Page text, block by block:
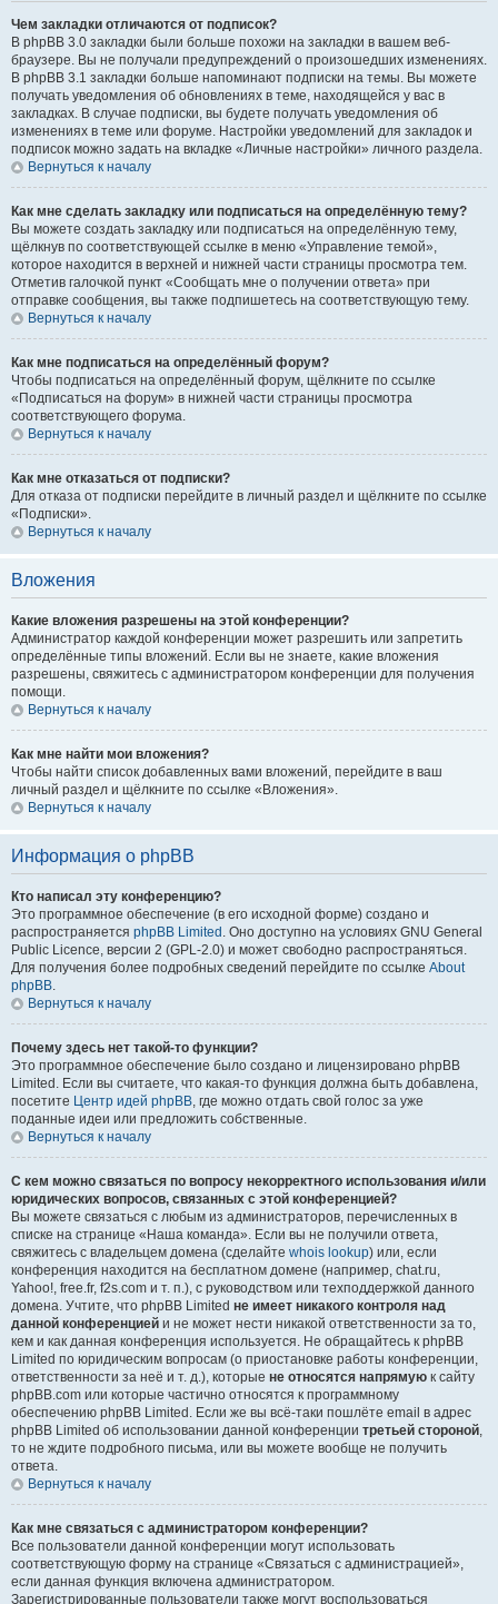
Чем закладки отличаются от подписок?
В phpBB 3.0 закладки были больше похожи на закладки в вашем веб-
браузере. Вы не получали предупреждений о произошедших изменениях.
В phpBB 3.1 закладки больше напоминают подписки на темы. Вы можете
получать уведомления об обновлениях в теме, находящейся у вас в
закладках. В случае подписки, вы будете получать уведомления об
изменениях в теме или форуме. Настройки уведомлений для закладок и
подписок можно задать на вкладке «Личные настройки» личного раздела.
Вернуться к началу
Как мне сделать закладку или подписаться на определённую тему?
Вы можете создать закладку или подписаться на определённую тему,
щёлкнув по соответствующей ссылке в меню «Управление темой»,
которое находится в верхней и нижней части страницы просмотра тем.
Отметив галочкой пункт «Сообщать мне о получении ответа» при
отправке сообщения, вы также подпишетесь на соответствующую тему.
Вернуться к началу
Как мне подписаться на определённый форум?
Чтобы подписаться на определённый форум, щёлкните по ссылке
«Подписаться на форум» в нижней части страницы просмотра
соответствующего форума.
Вернуться к началу
Как мне отказаться от подписки?
Для отказа от подписки перейдите в личный раздел и щёлкните по ссылке
«Подписки».
Вернуться к началу
Вложения
Какие вложения разрешены на этой конференции?
Администратор каждой конференции может разрешить или запретить
определённые типы вложений. Если вы не знаете, какие вложения
разрешены, свяжитесь с администратором конференции для получения
помощи.
Вернуться к началу
Как мне найти мои вложения?
Чтобы найти список добавленных вами вложений, перейдите в ваш
личный раздел и щёлкните по ссылке «Вложения».
Вернуться к началу
Информация о phpBB
Кто написал эту конференцию?
Это программное обеспечение (в его исходной форме) создано и
распространяется phpBB Limited . Оно доступно на условиях GNU General
Public Licence, версии 2 (GPL-2.0) и может свободно распространяться.
Для получения более подробных сведений перейдите по ссылке About
phpBB.
Вернуться к началу
Почему здесь нет такой-то функции?
Это программное обеспечение было создано и лицензировано phpBB
Limited. Если вы считаете, что какая-то функция должна быть добавлена,
посетите Центр идей phpBB, где можно отдать свой голос за уже
поданные идеи или предложить собственные.
Вернуться к началу
С кем можно связаться по вопросу некорректного использования и/или
юридических вопросов, связанных с этой конференцией?
Вы можете связаться с любым из администраторов, перечисленных в
списке на странице «Наша команда». Если вы не получили ответа,
свяжитесь с владельцем домена (сделайте whois lookup) или, если
конференция находится на бесплатном домене (например, chat.ru,
Yahoo!, free.fr, f2s.com и т. п.), с руководством или техподдержкой данного
домена. Учтите, что phpBB Limited не имеет никакого контроля над
данной конференцией и не может нести никакой ответственности за то,
кем и как данная конференция используется. Не обращайтесь к phpBB
Limited по юридическим вопросам (о приостановке работы конференции,
ответственности за неё и т. д.), которые не относятся напрямую к сайту
phpBB.com или которые частично относятся к программному
обеспечению phpBB Limited. Если же вы всё-таки пошлёте email в адрес
phpBB Limited об использовании данной конференции третьей стороной,
то не ждите подробного письма, или вы можете вообще не получить
ответа.
Вернуться к началу
Как мне связаться с администратором конференции?
Все пользователи данной конференции могут использовать
соответствующую форму на странице «Связаться с администрацией»,
если данная функция включена администратором.
Зарегистрированные пользователи также могут воспользоваться